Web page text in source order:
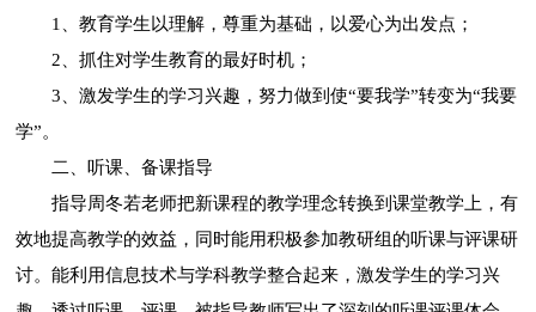
1、教育学生以理解，尊重为基础，以爱心为出发点；
2、抓住对学生教育的最好时机；
3、激发学生的学习兴趣，努力做到使“要我学”转变为“我要
学”。
二、听课、备课指导
指导周冬若老师把新课程的教学理念转换到课堂教学上，有
效地提高教学的效益，同时能用积极参加教研组的听课与评课研
讨。能利用信息技术与学科教学整合起来，激发学生的学习兴